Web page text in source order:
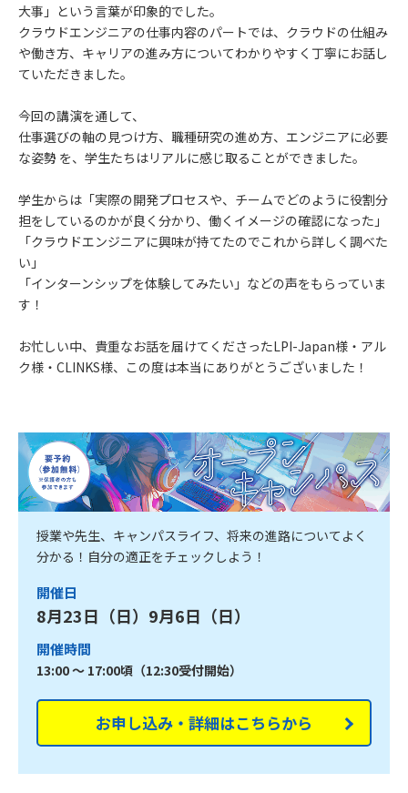
大事」という言葉が印象的でした。
クラウドエンジニアの仕事内容のパートでは、クラウドの仕組み
や働き方、キャリアの進み方についてわかりやすく丁寧にお話し
ていただきました。
今回の講演を通して、
仕事選びの軸の見つけ方、職種研究の進め方、エンジニアに必要
な姿勢 を、学生たちはリアルに感じ取ることができました。
学生からは「実際の開発プロセスや、チームでどのように役割分
担をしているのかが良く分かり、働くイメージの確認になった」
「クラウドエンジニアに興味が持てたのでこれから詳しく調べた
い」
「インターンシップを体験してみたい」などの声をもらっていま
す！
お忙しい中、貴重なお話を届けてくださったLPI-Japan様・アル
ク様・CLINKS様、この度は本当にありがとうございました！
授業や先生、キャンパスライフ、将来の進路についてよく
分かる！自分の適正をチェックしよう！
開催日
8月23日（日）9月6日（日）
開催時間
13:00 ～ 17:00頃（12:30受付開始）
お申し込み・詳細はこちらから